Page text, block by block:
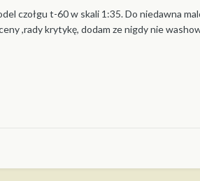
czołgu t-60 w skali 1:35. Do niedawna
,rady krytykę, dodam ze nigdy nie